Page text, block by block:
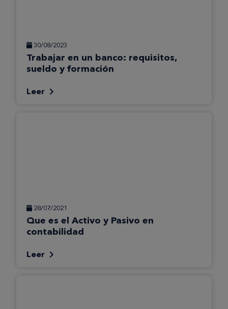
30/08/2023
Trabajar en un banco: requisitos,
sueldo y formación
Leer
28/07/2021
Que es el Activo y Pasivo en
contabilidad
Leer